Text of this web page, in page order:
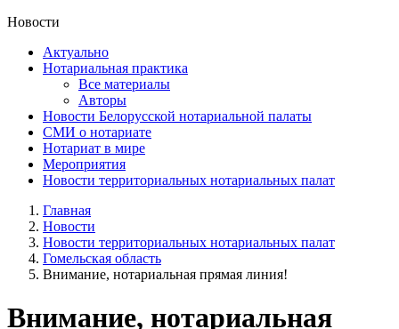
Новости
Актуально
Нотариальная практика
Все материалы
Авторы
Новости Белорусской нотариальной палаты
СМИ о нотариате
Нотариат в мире
Мероприятия
Новости территориальных нотариальных палат
Главная
Новости
Новости территориальных нотариальных палат
Гомельская область
Внимание, нотариальная прямая линия!
Внимание, нотариальная